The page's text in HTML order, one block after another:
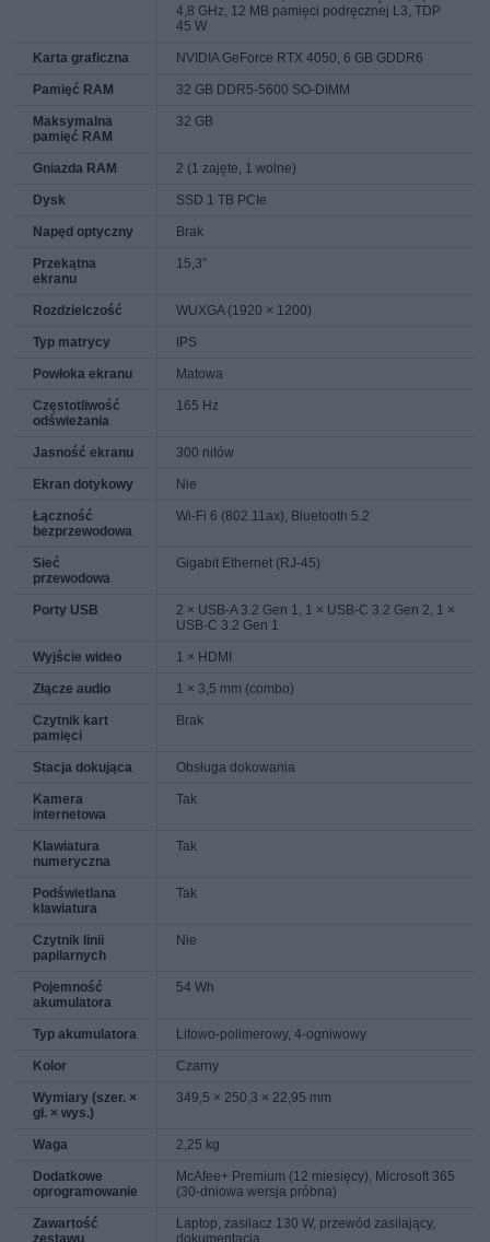
4,8 GHz, 12 MB pamięci podręcznej L3, TDP
45 W
Karta graficzna NVIDIA GeForce RTX 4050, 6 GB GDDR6
Pamięć RAM 32 GB DDR5-5600 SO-DIMM
Maksymalna
pamięć RAM
32 GB
Gniazda RAM 2 (1 zajęte, 1 wolne)
Dysk SSD 1 TB PCIe
Napęd optyczny Brak
Przekątna
ekranu
15,3"
Rozdzielczość WUXGA (1920 × 1200)
Typ matrycy IPS
Powłoka ekranu Matowa
Częstotliwość
odświeżania
165 Hz
Jasność ekranu 300 nitów
Ekran dotykowy Nie
Łączność
bezprzewodowa
Wi-Fi 6 (802.11ax), Bluetooth 5.2
Sieć
przewodowa
Gigabit Ethernet (RJ-45)
Porty USB
2 × USB-A 3.2 Gen 1, 1 × USB-C 3.2 Gen 2, 1 ×
USB-C 3.2 Gen 1
Wyjście wideo 1 × HDMI
Złącze audio 1 × 3,5 mm (combo)
Czytnik kart
pamięci
Brak
Stacja dokująca Obsługa dokowania
Kamera
internetowa
Tak
Klawiatura
numeryczna
Tak
Podświetlana
klawiatura
Tak
Czytnik linii
papilarnych
Nie
Pojemność
akumulatora
54 Wh
Typ akumulatora Litowo-polimerowy, 4-ogniwowy
Kolor Czarny
Wymiary (szer. ×
gł. × wys.)
349,5 × 250,3 × 22,95 mm
Waga 2,25 kg
Dodatkowe
oprogramowanie
McAfee+ Premium (12 miesięcy), Microsoft 365
(30-dniowa wersja próbna)
Zawartość
zestawu
Laptop, zasilacz 130 W, przewód zasilający,
dokumentacja